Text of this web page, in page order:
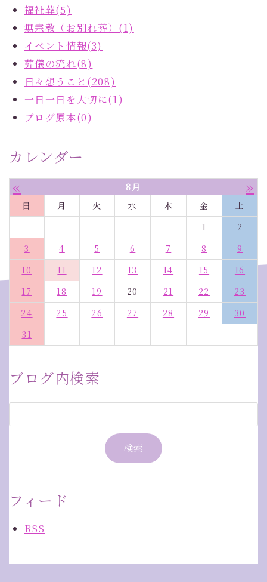
福祉葬(5)
無宗教（お別れ葬）(1)
イベント情報(3)
葬儀の流れ(8)
日々想うこと(208)
一日一日を大切に(1)
ブログ原本(0)
カレンダー
« 8月 »
日 月 火 水 木 金
土
1
2
3
4 5 6 7 8
9
10
11 12 13 14 15
16
17
18 19 20 21 22
23
24
25 26 27 28 29
30
31
ブログ内検索
フィード
RSS